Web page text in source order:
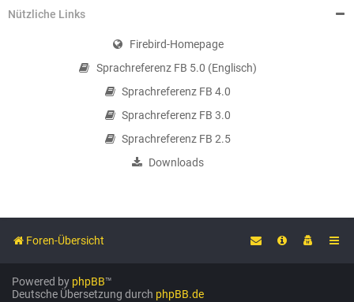
Nützliche Links
Firebird-Homepage
Sprachreferenz FB 5.0 (Englisch)
Sprachreferenz FB 4.0
Sprachreferenz FB 3.0
Sprachreferenz FB 2.5
Downloads
Foren-Übersicht
Powered by phpBB™
Deutsche Übersetzung durch phpBB.de